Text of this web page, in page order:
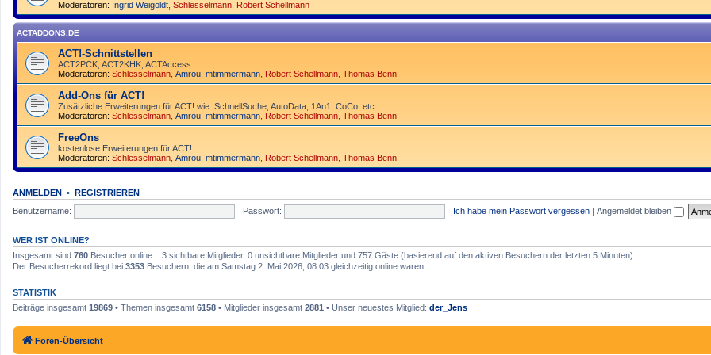
Moderatoren: Ingrid Weigoldt Schlesselmann Robert Schellmann
ACTADDONS.DE
ACT!-Schnittstellen
ACT2PCK, ACT2KHK, ACTAccess
Moderatoren: Schlesselmann Amrou mtimmermann Robert Schellmann Thomas Benn
Add-Ons für ACT!
Zusätzliche Erweiterungen für ACT! wie: SchnellSuche, AutoData, 1An1, CoCo, etc.
Moderatoren: Schlesselmann Amrou mtimmermann Robert Schellmann Thomas Benn
FreeOns
kostenlose Erweiterungen für ACT!
Moderatoren: Schlesselmann Amrou mtimmermann Robert Schellmann Thomas Benn
ANMELDEN • REGISTRIEREN
Benutzername:
Passwort: Ich habe mein Passwort vergessen | Angemeldet bleiben
WER IST ONLINE?
Insgesamt sind 760 Besucher online :: 3 sichtbare Mitglieder, 0 unsichtbare Mitglieder und 757 Gäste (basierend auf den aktiven Besuchern der letzten 5 Minuten)
Der Besucherrekord liegt bei 3353 Besuchern, die am Samstag 2. Mai 2026, 08:03 gleichzeitig online waren.
STATISTIK
Beiträge insgesamt 19869 • Themen insgesamt 6158 • Mitglieder insgesamt 2881 • Unser neuestes Mitglied: der_Jens
Foren-Übersicht